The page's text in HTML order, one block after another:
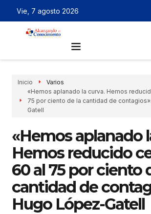
Vie, 7 agosto 2026
Inicio
Varios
«Hemos aplanado la curva. Hemos
75 por ciento de la cantidad de
Gatell
«Hemos aplanado
Hemos reducido
60 al 75 por ciento
cantidad de
Hugo López-Gatell